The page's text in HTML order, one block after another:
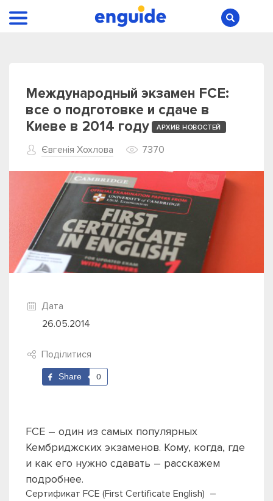
Международный экзамен FCE:
все о подготовке и сдаче в
Киеве в 2014 году
АРХИВ НОВОСТЕЙ
Євгенія Хохлова 7370
Дата
26.05.2014
Поділитися
Share 0
FCE – один из самых популярных
Кембриджских экзаменов. Кому, когда, где
и как его нужно сдавать – расскажем
подробнее.
Сертификат FCE (First Certificate English) –